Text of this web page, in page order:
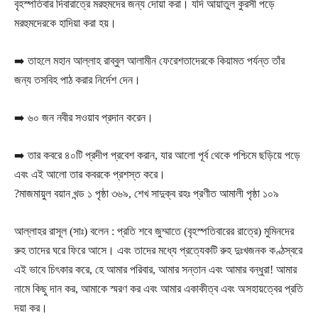
বৃহস্পতিবার দিবারাত্রে মরহুমদের জন্য দোয়া করা। যদি আয়াতুল কুরসী পড়ে
মরহুমদেরকে হাদিয়া করা হয়।
➡️ তাহলে মহান আল্লাহ রাব্বুল আলামীন ফেরেশতাদেরকে কিয়ামত পর্যন্ত তাঁর
জন্য তসবিহ পাঠ করার নির্দেশ দেন।
➡️ ৬০ জন নবীর সওয়াব প্রদান করেন।
➡️ তার কবরে ৪০টি প্রদীপ প্রবেশ করান, যার আলো পূর্ব থেকে পশ্চিমে ছড়িয়ে পড়ে
এবং এই আলো তার কবরকে প্রশস্ত করে।
?মাজমায়ুল বয়ান খন্ড ১ পৃষ্ঠা ৩৬৯, শেখ সাদুক্ব রহঃ প্রণীত আমালী পৃষ্ঠা ১০৯
আল্লাহর রাসূল (সাঃ) বলেন : প্রতি শবে জুম্মাতে (বৃহস্পতিবারের রাত্রে) মুমিনদের
রুহ তাদের ঘরে ফিরে আসে। এবং তাদের মধ্যে প্রত্যেকটি রুহ দুঃখজনক কণ্ঠস্বরে
এই ভাবে চিৎকার করে, হে আমার পরিবার, আমার সন্তান এবং আমার বন্ধুরা! আমার
নামে কিছু দান কর, আমাকে স্মরণ কর এবং আমার একাকীত্ব এবং অসহায়ত্বের প্রতি
দয়া কর।